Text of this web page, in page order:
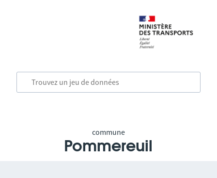
commune
Pommereuil